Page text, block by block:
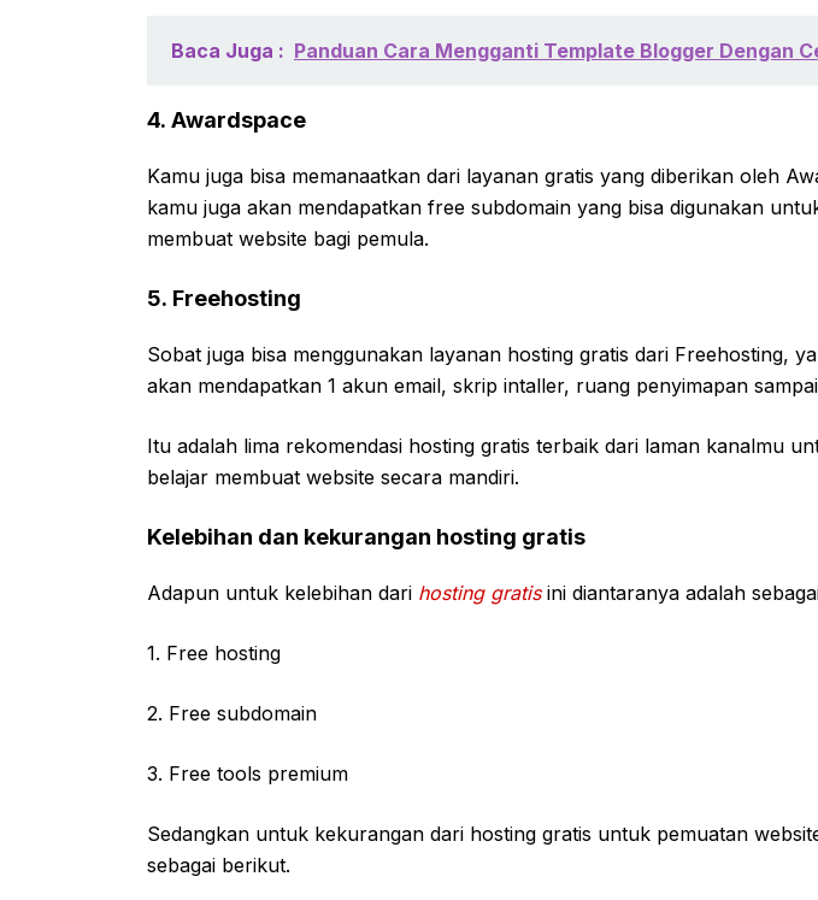
Baca Juga : Panduan Cara Mengganti Template Blogger Dengan
4. Awardspace
Kamu juga bisa memanaatkan dari layanan gratis yang diberikan oleh
kamu juga akan mendapatkan free subdomain yang bisa digunakan
membuat website bagi pemula.
5. Freehosting
Sobat juga bisa menggunakan layanan hosting gratis dari Freehosting,
akan mendapatkan 1 akun email, skrip intaller, ruang penyimapan
Itu adalah lima rekomendasi hosting gratis terbaik dari laman kanalmu
belajar membuat website secara mandiri.
Kelebihan dan kekurangan hosting gratis
Adapun untuk kelebihan dari hosting gratisini diantaranya adalah
1. Free hosting
2. Free subdomain
3. Free tools premium
Sedangkan untuk kekurangan dari hosting gratis untuk pemuatan
sebagai berikut.